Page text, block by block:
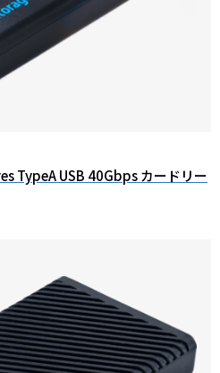
TypeA USB 40Gbps カードリー